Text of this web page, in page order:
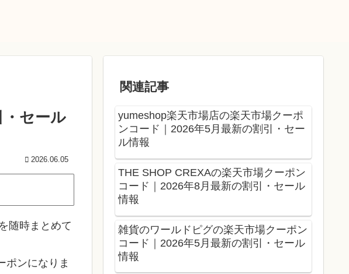
セール
2026.06.05
随時まとめて
ポンになりま
関連記事
yumeshop楽天市場店の楽天市場クーポ
ンコード｜2026年5月最新の割引・セー
ル情報
THE SHOP CREXAの楽天市場クーポン
コード｜2026年8月最新の割引・セール
情報
雑貨のワールドピグの楽天市場クーポン
コード｜2026年5月最新の割引・セール
情報